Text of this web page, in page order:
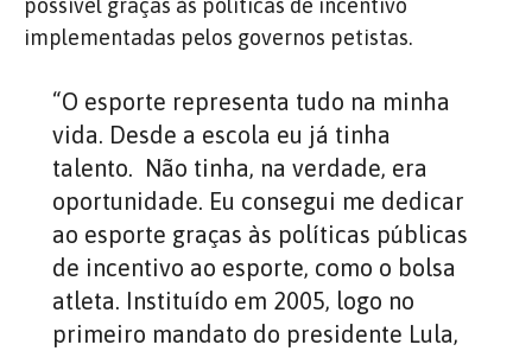
implementadas pelos governos petistas.
“O esporte representa tudo na minha
vida. Desde a escola eu já tinha
talento. Não tinha, na verdade, era
oportunidade. Eu consegui me dedicar
ao esporte graças às políticas públicas
de incentivo ao esporte, como o bolsa
atleta. Instituído em 2005, logo no
primeiro mandato do presidente Lula,